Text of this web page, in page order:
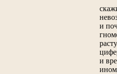
и
и